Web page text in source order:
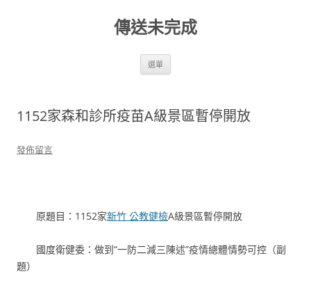
傳送未完成
選單
1152家森和診所疫苗A級景區暫停開放
發佈留言
原題目：1152家新竹 公教健檢A級景區暫停開放
國度衛健委：做到“一防二減三陳述”疫情總體情勢可控（副
題）